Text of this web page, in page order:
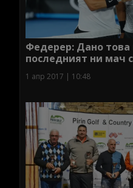
Федерер: Дано това
последният ни мач
1 апр 2017 | 10:48